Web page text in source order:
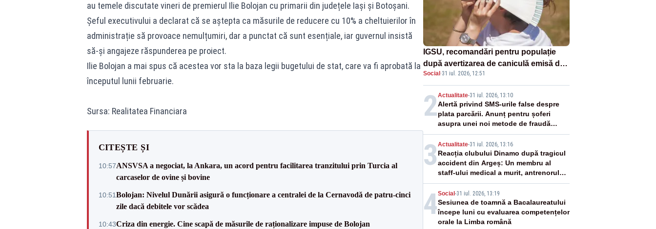
au temele discutate vineri de premierul Ilie Bolojan cu primarii din județele Iași și Botoșani.
Șeful executivului a declarat că se aștepta ca măsurile de reducere cu 10% a cheltuierilor în
administrație să provoace nemulțumiri, dar a punctat că sunt esențiale, iar guvernul insistă
să-și angajeze răspunderea pe proiect.
Ilie Bolojan a mai spus că acestea vor sta la baza legii bugetului de stat, care va fi aprobată la
începutul lunii februarie.
Sursa: Realitatea Financiara
CITEȘTE ȘI
10:57ANSVSA a negociat, la Ankara, un acord pentru facilitarea tranzitului prin Turcia al
carcaselor de ovine și bovine
10:51Bolojan: Nivelul Dunării asigură o funcționare a centralei de la Cernavodă de patru-cinci
zile dacă debitele vor scădea
10:43Criza din energie. Cine scapă de măsurile de raționalizare impuse de Bolojan
IGSU, recomandări pentru populație
după avertizarea de caniculă emisă de
meteorologi
Social ·31 iul. 2026, 12:51
2Actualitate-31 iul. 2026, 13:10
Alertă privind SMS-urile false despre
plata parcării. Anunț pentru șoferi
asupra unei noi metode de fraudă
online
3 Actualitate-31 iul. 2026, 13:16
Reacția clubului Dinamo după tragicul
accident din Argeș: Un membru al
staff-ului medical a murit, antrenorul
Adrian Ropotan este în spital
4Social -31 iul. 2026, 13:19
Sesiunea de toamnă a Bacalaureatului
începe luni cu evaluarea competențelor
orale la Limba română